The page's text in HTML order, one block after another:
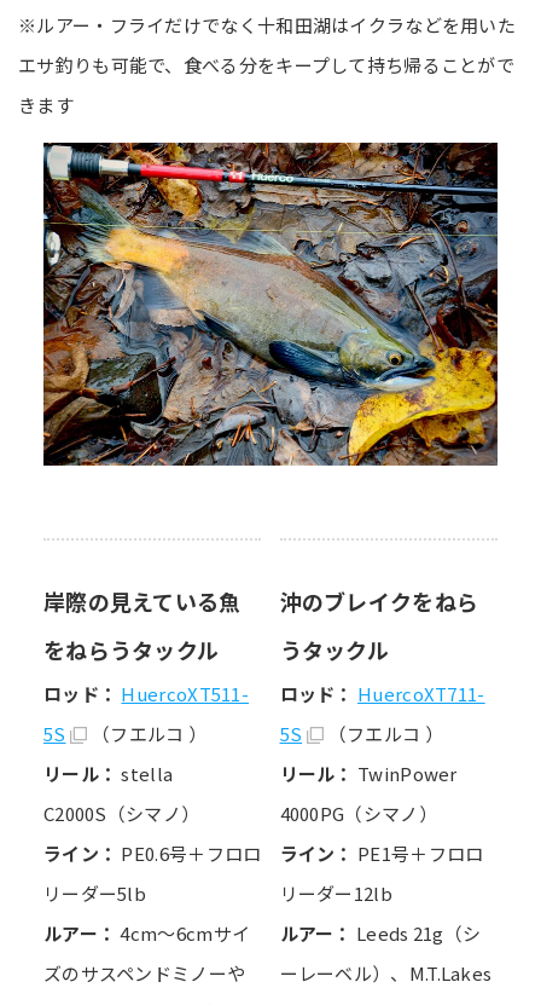
※ルアー・フライだけでなく十和田湖はイクラなどを用いた
エサ釣りも可能で、食べる分をキープして持ち帰ることがで
きます
岸際の見えている魚
をねらうタックル
ロッド： HuercoXT511-
5S
（フエルコ ）
リール： stella
C2000S（シマノ）
ライン： PE0.6号＋フロロ
リーダー5lb
ルアー： 4cm～6cmサイ
ズのサスペンドミノーや
沖のブレイクをねら
うタックル
ロッド： HuercoXT711-
5S
（フエルコ ）
リール： TwinPower
4000PG（シマノ）
ライン： PE1号＋フロロ
リーダー12lb
ルアー： Leeds 21g（シ
ーレーベル）、M.T.Lakes